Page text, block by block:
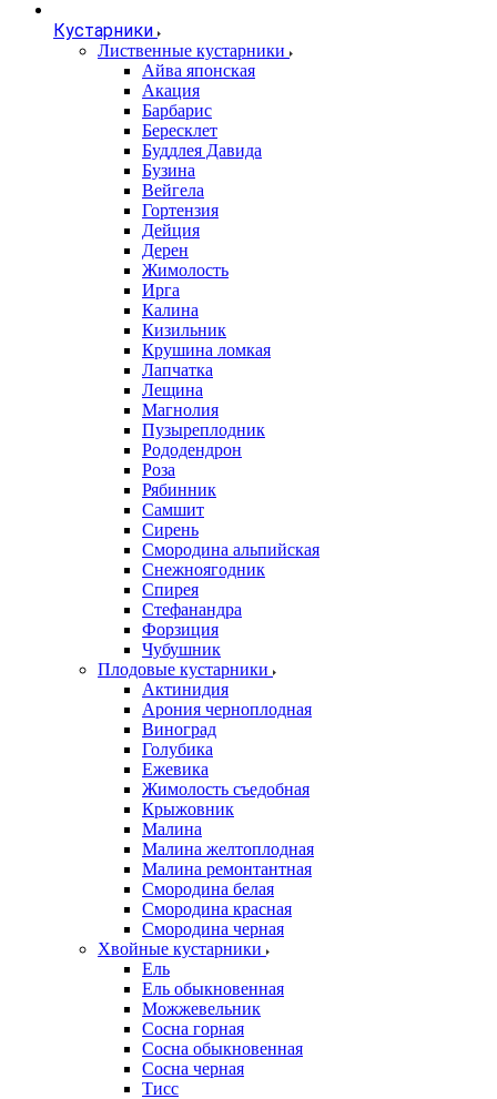
Кустарники
Лиственные кустарники
Айва японская
Акация
Барбарис
Бересклет
Буддлея Давида
Бузина
Вейгела
Гортензия
Дейция
Дерен
Жимолость
Ирга
Калина
Кизильник
Крушина ломкая
Лапчатка
Лещина
Магнолия
Пузыреплодник
Рододендрон
Роза
Рябинник
Самшит
Сирень
Смородина альпийская
Снежноягодник
Спирея
Стефанандра
Форзиция
Чубушник
Плодовые кустарники
Актинидия
Арония черноплодная
Виноград
Голубика
Ежевика
Жимолость съедобная
Крыжовник
Малина
Малина желтоплодная
Малина ремонтантная
Смородина белая
Смородина красная
Смородина черная
Хвойные кустарники
Ель
Ель обыкновенная
Можжевельник
Сосна горная
Сосна обыкновенная
Сосна черная
Тисс